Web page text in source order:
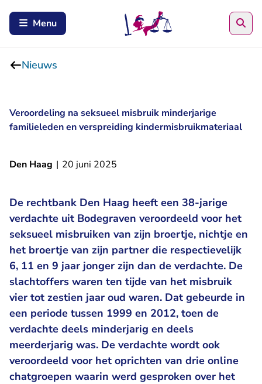
Menu
Nieuws
Veroordeling na seksueel misbruik minderjarige
familieleden en verspreiding kindermisbruikmateriaal
Den Haag | 20 juni 2025
De rechtbank Den Haag heeft een 38-jarige
verdachte uit Bodegraven veroordeeld voor het
seksueel misbruiken van zijn broertje, nichtje en
het broertje van zijn partner die respectievelijk
6, 11 en 9 jaar jonger zijn dan de verdachte. De
slachtoffers waren ten tijde van het misbruik
vier tot zestien jaar oud waren. Dat gebeurde in
een periode tussen 1999 en 2012, toen de
verdachte deels minderjarig en deels
meerderjarig was. De verdachte wordt ook
veroordeeld voor het oprichten van drie online
chatgroepen waarin werd gesproken over het